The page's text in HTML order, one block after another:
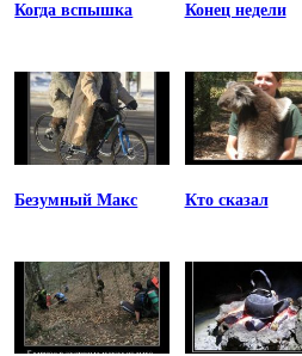
Когда вспышка Конец недели
Безумный Макс Кто сказал